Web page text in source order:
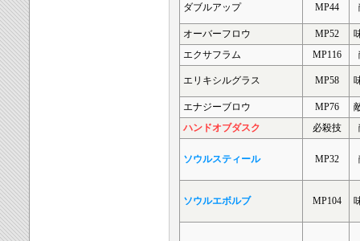
ダブルアップ MP44
オーバーフロウ MP52
エクサフラム
MP116
エリキシルグラス MP58
エナジーブロウ MP76
ハンドオブダスク
必殺技
ソウルスティール MP32
ソウルエボルブ MP104